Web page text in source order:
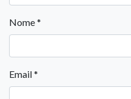
Nome*
Email*